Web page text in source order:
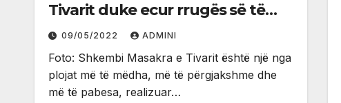
Tivarit duke ecur rrugës së të
mbijetuarëve të saj
09/05/2022 ADMINI
Foto: Shkembi Masakra e Tivarit është një nga
plojat më të mëdha, më të përgjakshme dhe
më të pabesa, realizuar…